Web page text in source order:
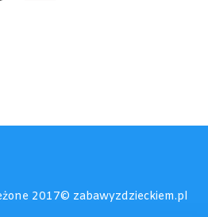
2017© zabawyzdzieckiem.pl